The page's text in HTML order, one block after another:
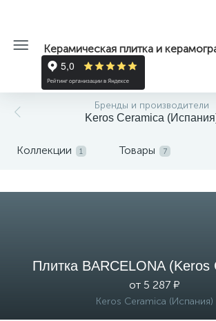
Керамическая плитка и
Бренды и производители
Keros Ceramica
Коллекции 1 Товары 7
Плитка BARCELONA (Keros
от 5 287 ₽
Keros Ceramica (Испания)